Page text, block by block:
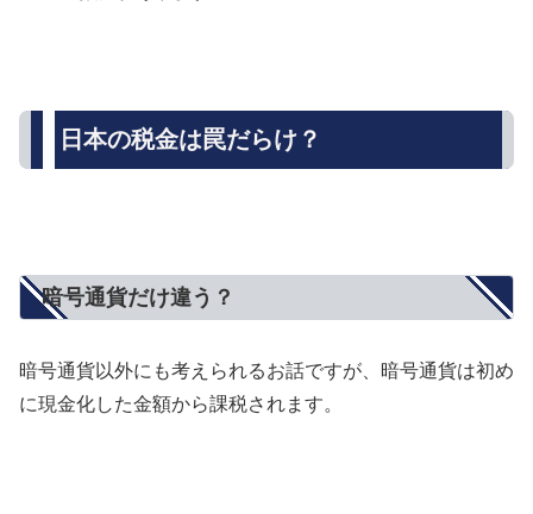
日本の税金は罠だらけ？
暗号通貨だけ違う？
暗号通貨以外にも考えられるお話ですが、暗号通貨は初め
に現金化した金額から課税されます。